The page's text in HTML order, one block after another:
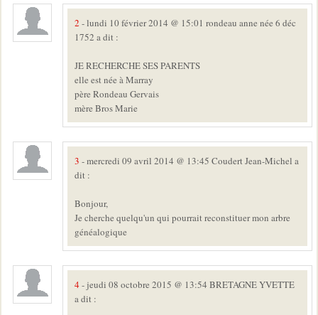
2 - lundi 10 février 2014 @ 15:01 rondeau anne née 6 déc
1752 a dit :
JE RECHERCHE SES PARENTS
elle est née à Marray
père Rondeau Gervais
mère Bros Marie
3 - mercredi 09 avril 2014 @ 13:45 Coudert Jean-Michel a
dit :
Bonjour,
Je cherche quelqu'un qui pourrait reconstituer mon arbre
généalogique
4- jeudi 08 octobre 2015 @ 13:54 BRETAGNE YVETTE
a dit :